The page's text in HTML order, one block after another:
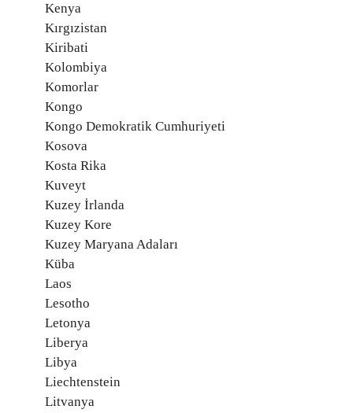
Kenya
Kırgızistan
Kiribati
Kolombiya
Komorlar
Kongo
Kongo Demokratik Cumhuriyeti
Kosova
Kosta Rika
Kuveyt
Kuzey İrlanda
Kuzey Kore
Kuzey Maryana Adaları
Küba
Laos
Lesotho
Letonya
Liberya
Libya
Liechtenstein
Litvanya